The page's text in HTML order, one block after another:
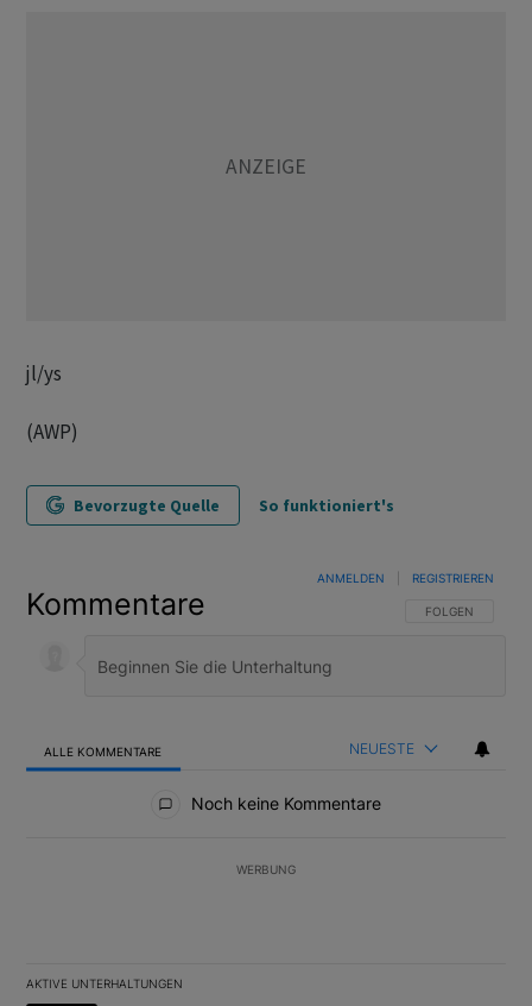
jl/ys
(AWP)
Bevorzugte Quelle So funktioniert's
Kommentare FOLGE DIESER
FOLGEN
ANMELDEN REGISTRIEREN
ALLE KOMMENTARE NEUESTE
Noch keine Kommentare
WERBUNG
AKTIVE UNTERHALTUNGEN
Das Folgende ist eine Liste der am meisten kommentierten